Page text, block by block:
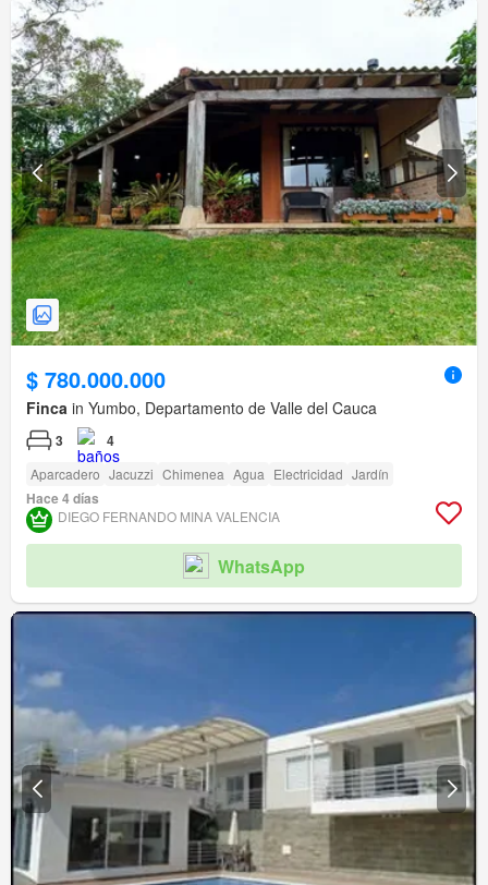
$ 780.000.000
Finca in Yumbo, Departamento de Valle del Cauca
3 4
Aparcadero Jacuzzi Chimenea Agua Electricidad Jardín
Hace 4 días
DIEGO FERNANDO MINA VALENCIA
WhatsApp